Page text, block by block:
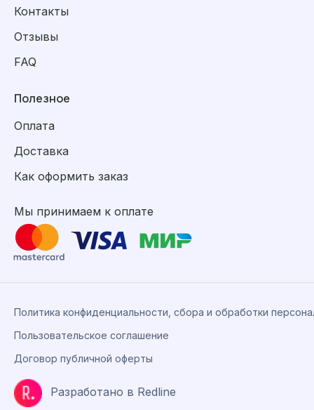
Контакты
Отзывы
FAQ
Полезное
Оплата
Доставка
Как оформить заказ
Мы принимаем к оплате
Разработано в Redline
Политика конфиденциальности, сбора и обработки
Пользовательское соглашение
Договор публичной оферты